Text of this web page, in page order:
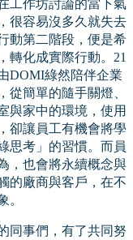
工作坊討論的當下氣
很容易沒多久就失去
動第二階段，便是希
轉化成實際行動。21
DOMI綠然陪伴企業
從簡單的隨手關燈、
與家中的環境，使用
卻讓員工有機會將學
思考」的習慣。而員
，也會將永續概念與
的廠商與客戶，在不
。
同事們，有了共同努